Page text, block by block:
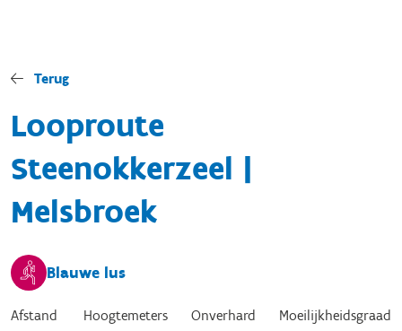
Terug
Looproute
Steenokkerzeel |
Melsbroek
Blauwe lus
Afstand Hoogtemeters Onverhard Moeilijkheidsgraad